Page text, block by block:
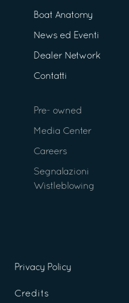
Boat Anatomy
News ed Eventi
Dealer Network
Contatti
Pre- owned
Media Center
Careers
Segnalazioni
Wistleblowing
Privacy Policy
Credits